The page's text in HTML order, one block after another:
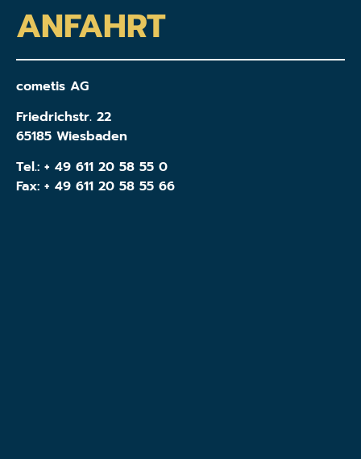
ANFAHRT
cometis AG
Friedrichstr. 22
65185 Wiesbaden
Tel.: + 49 611 20 58 55 0
Fax: + 49 611 20 58 55 66